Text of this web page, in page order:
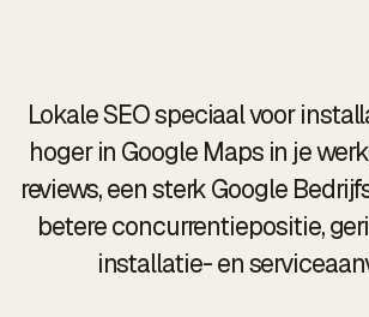
Lokale SEO speciaal voor
hoger in Google Maps in je
reviews, een sterk Google
betere concurrentiepositie,
installatie- en